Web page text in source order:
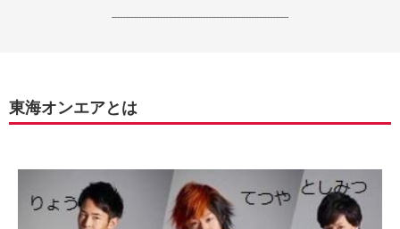
------------------------------------------------------------------
東海オンエアとは